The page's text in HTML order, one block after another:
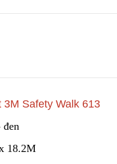
Safety Walk 613
đen
18.2M